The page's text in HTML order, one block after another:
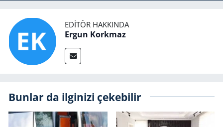
EDITÖR HAKKINDA
Ergun Korkmaz
Bunlar da ilginizi çekebilir